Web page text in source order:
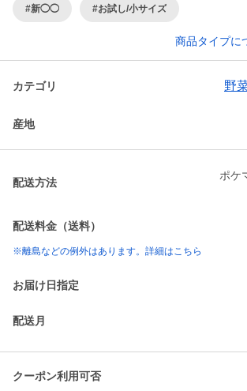
#新◯◯ #お試し/小サイズ
商品タイプに
カテゴリ 野
産地
配送方法
ポケ
配送料金（送料）
※離島などの例外はあります。詳細はこちら
お届け日指定
配送月
クーポン利用可否